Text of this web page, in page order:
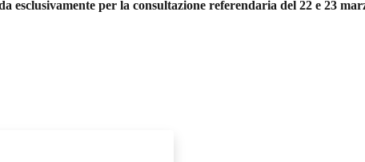
esclusivamente per la consultazione referendaria del 22 e 23